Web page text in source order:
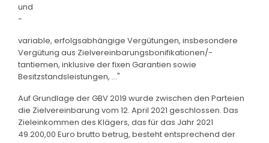
und
-
variable, erfolgsabhängige Vergütungen, insbesondere
Vergütung aus Zielvereinbarungsbonifikationen/-
tantiemen, inklusive der fixen Garantien sowie
Besitzstandsleistungen, ..."
Auf Grundlage der GBV 2019 wurde zwischen den Parteien
die Zielvereinbarung vom 12. April 2021 geschlossen. Das
Zieleinkommen des Klägers, das für das Jahr 2021
49.200,00 Euro brutto betrug, besteht entsprechend der